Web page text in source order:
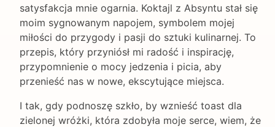
satysfakcja mnie ogarnia. Koktajl z Absyntu stał się
moim sygnowanym napojem, symbolem mojej
miłości do przygody i pasji do sztuki kulinarnej. To
przepis, który przyniósł mi radość i inspirację,
przypomnienie o mocy jedzenia i picia, aby
przenieść nas w nowe, ekscytujące miejsca.
I tak, gdy podnoszę szkło, by wznieść toast dla
zielonej wróżki, która zdobyła moje serce, wiem, że